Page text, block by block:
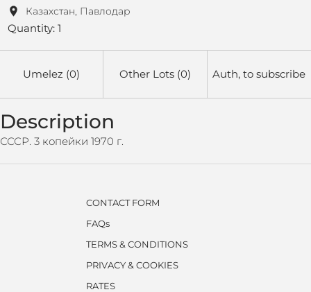
Казахстан, Павлодар
Quantity: 1
Umelez (0) Other Lots (0) Auth, to subscribe
Description
СССР. 3 копейки 1970 г.
CONTACT FORM
FAQs
TERMS & CONDITIONS
PRIVACY & COOKIES
RATES